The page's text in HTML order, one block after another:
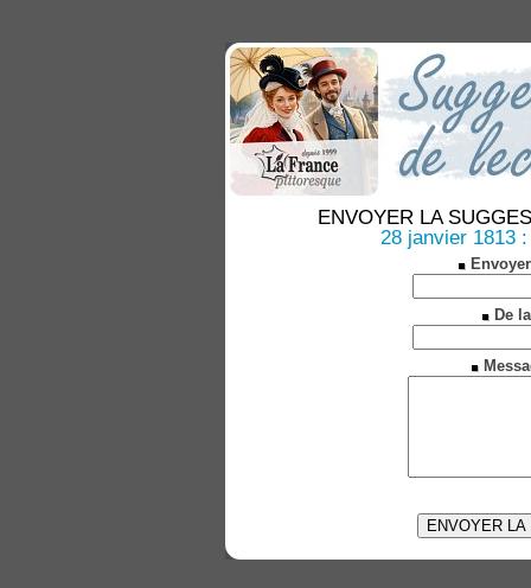
ENVOYER LA
28 janvier 1813
De